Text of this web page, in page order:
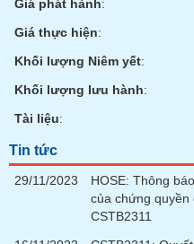
Giá phát hành:
Giá thực hiện:
Khối lượng Niêm yết:
Khối lượng lưu hành:
Tài liệu:
Tin tức
29/11/2023
HOSE: Thông
của chứng quyền
CSTB2311
viết
tác
(-)
Báo
cáo